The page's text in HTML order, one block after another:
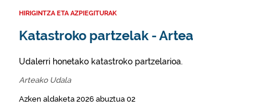
HIRIGINTZA ETA AZPIEGITURAK
Katastroko partzelak - Artea
Udalerri honetako katastroko partzelarioa.
Arteako Udala
Azken aldaketa 2026 abuztua 02